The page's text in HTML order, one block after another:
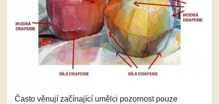
Často věnují začínající umělci pozornost pouze